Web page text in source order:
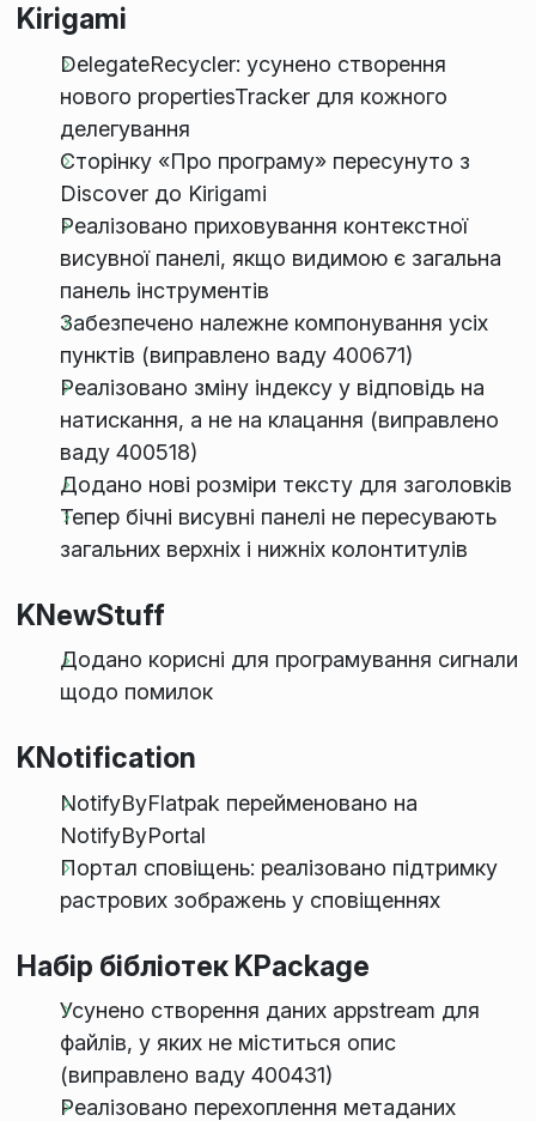
Kirigami
DelegateRecycler: усунено створення
нового propertiesTracker для кожного
делегування
Сторінку «Про програму» пересунуто з
Discover до Kirigami
Реалізовано приховування контекстної
висувної панелі, якщо видимою є загальна
панель інструментів
Забезпечено належне компонування усіх
пунктів (виправлено ваду 400671)
Реалізовано зміну індексу у відповідь на
натискання, а не на клацання (виправлено
ваду 400518)
Додано нові розміри тексту для заголовків
Тепер бічні висувні панелі не пересувають
загальних верхніх і нижніх колонтитулів
KNewStuff
Додано корисні для програмування сигнали
щодо помилок
KNotification
NotifyByFlatpak перейменовано на
NotifyByPortal
Портал сповіщень: реалізовано підтримку
растрових зображень у сповіщеннях
Набір бібліотек KPackage
Усунено створення даних appstream для
файлів, у яких не міститься опис
(виправлено ваду 400431)
Реалізовано перехоплення метаданих